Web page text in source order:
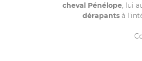
cheval Pénélope, lui
dérapantsà